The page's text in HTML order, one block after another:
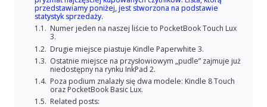
przedstawiamy poniżej, jest stworzona na podstawie
statystyk sprzedaży.
Numer jeden na naszej liście to PocketBook Touch Lux
3.
Drugie miejsce piastuje Kindle Paperwhite 3.
Ostatnie miejsce na przysłowiowym „pudle” zajmuje już
niedostępny na rynku InkPad 2.
Poza podium znalazły się dwa modele: Kindle 8 Touch
oraz PocketBook Basic Lux.
Related posts: